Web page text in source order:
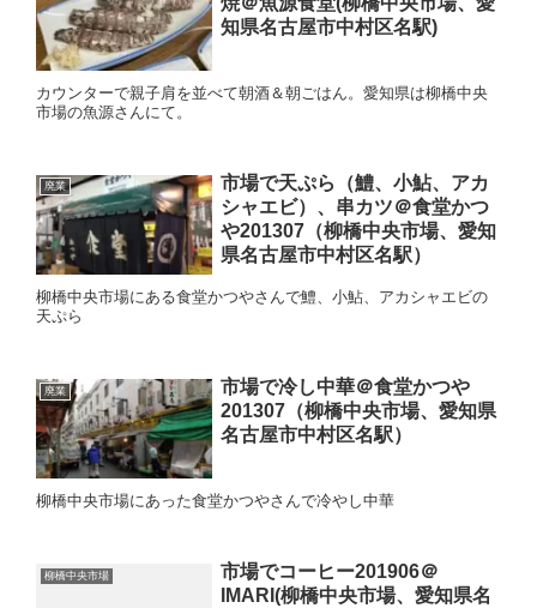
知県名古屋市中村区名駅)
カウンターで親子肩を並べて朝酒＆朝ごはん。愛知県は柳橋中央
市場の魚源さんにて。
廃業
市場で天ぷら（鱧、小鮎、アカ
シャエビ）、串カツ＠食堂かつ
や201307（柳橋中央市場、愛知
県名古屋市中村区名駅）
柳橋中央市場にある食堂かつやさんで鱧、小鮎、アカシャエビの
天ぷら
廃業
市場で冷し中華＠食堂かつや
201307（柳橋中央市場、愛知県
名古屋市中村区名駅）
柳橋中央市場にあった食堂かつやさんで冷やし中華
柳橋中央市場
市場でコーヒー201906＠
IMARI(柳橋中央市場、愛知県名